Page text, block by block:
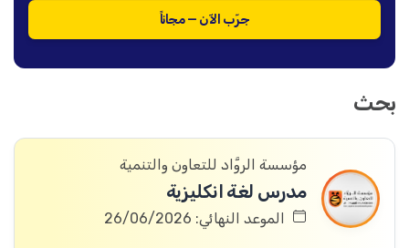
جرّب الآن — مجاناً
بحث
مؤسسة الروَّاد للتعاون والتنمية
مدرس لغة انكليزية
الموعد النهائي: 26/06/2026